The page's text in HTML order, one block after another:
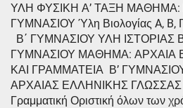
ΥΛΗ ΦΥΣΙΚΗ Α’ ΤΑΞΗ ΜΑΘΗΜΑ:
ΓΥΜΝΑΣΙΟΥ Ύλη Βιολογίας A, B,
Β΄ ΓΥΜΝΑΣΙΟΥ ΥΛΗ ΙΣΤΟΡΙΑΣ
ΓΥΜΝΑΣΙΟΥ ΜΑΘΗΜΑ: ΑΡΧΑΙΑ
ΚΑΙ ΓΡΑΜΜΑΤΕΙΑ Β’
ΑΡΧΑΙΑΣ ΕΛΛΗΝΙΚΗΣ ΓΛΩΣΣΑΣ
Γραμματική Οριστική όλων των